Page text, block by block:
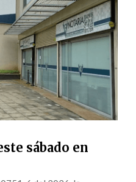
sábado en